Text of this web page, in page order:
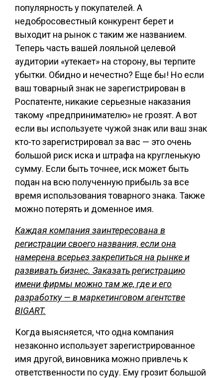
популярность у покупателей. А
недобросовестный конкурент берет и
выходит на рынок с таким же названием.
Теперь часть вашей лояльной целевой
аудитории «утекает» на сторону, вы терпите
убытки. Обидно и нечестно? Еще бы! Но если
ваш товарный знак не зарегистрирован в
Роспатенте, никакие серьезные наказания
такому «предпринимателю» не грозят. А вот
если вы используете чужой знак или ваш знак
кто-то зарегистрировал за вас — это очень
большой риск иска и штрафа на кругленькую
сумму. Если быть точнее, иск может быть
подан на всю полученную прибыль за все
время использования товарного знака. Также
можно потерять и доменное имя.
Каждая компания заинтересована в
регистрации своего названия, если она
намерена всерьез закрепиться на рынке и
развивать бизнес. Заказать регистрацию
имени фирмы можно там же, где и его
разработку — в маркетинговом агентстве
BIGART.
Когда выясняется, что одна компания
незаконно использует зарегистрированное
имя другой, виновника можно привлечь к
ответственности по суду. Ему грозит большой